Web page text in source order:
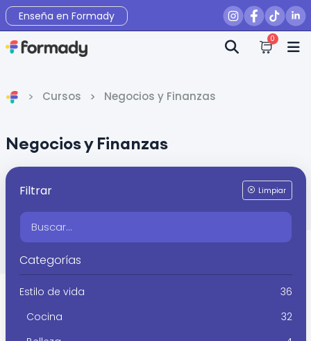
Enseña en Formady
0
Cursos Negocios y Finanzas
Negocios y Finanzas
Filtrar Limpiar
Categorías
Estilo de vida
36
Cocina
32